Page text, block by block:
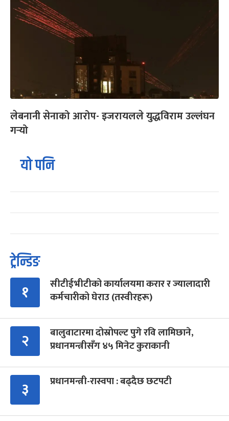
लेबनानी सेनाको आरोप- इजरायलले युद्धविराम उल्लंघन
गर्‍यो
यो पनि
ट्रेन्डिङ
१
सीटीईभीटीको कार्यालयमा करार र ज्यालादारी
कर्मचारीको घेराउ (तस्वीरहरू)
२
बालुवाटारमा दोस्रोपल्ट पुगे रवि लामिछाने,
प्रधानमन्त्रीसँग ४५ मिनेट कुराकानी
३ प्रधानमन्त्री-रास्वपा : बढ्दैछ छटपटी